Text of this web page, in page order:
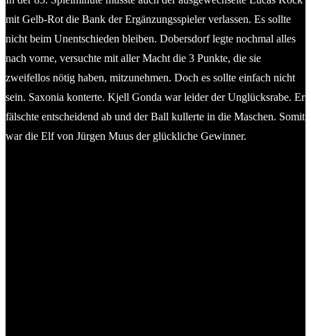
mit Gelb-Rot die Bank der Ergänzungsspieler verlassen. Es sollte
nicht beim Unentschieden bleiben. Dobersdorf legte nochmal alles
nach vorne, versuchte mit aller Macht die 3 Punkte, die sie
zweifellos nötig haben, mitzunehmen. Doch es sollte einfach nicht
sein. Saxonia konterte. Kjell Gonda war leider der Unglücksrabe. Er
fälschte entscheidend ab und der Ball kullerte in die Maschen. Somit
war die Elf von Jürgen Muus der glückliche Gewinner.